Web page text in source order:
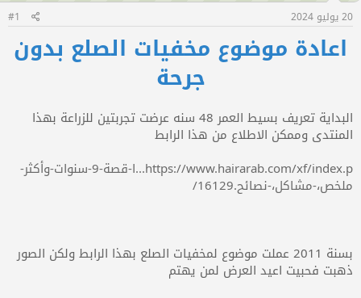
20 يوليو 2024 #1
اعادة موضوع مخفيات الصلع بدون
جرحة
البداية تعريف بسيط العمر 48 سنه عرضت تجربتين للزراعة بهذا
المنتدى وممكن الاطلاع من هذا الرابط
https://www.hairarab.com/xf/index.p...ا-قصة-9-سنوات-وأكثر-
ملخص،-مشاكل،-نصائح.16129/
بسنة 2011 عملت موضوع لمخفيات الصلع بهذا الرابط ولكن الصور
ذهبت فحبيت اعيد العرض لمن يهتم